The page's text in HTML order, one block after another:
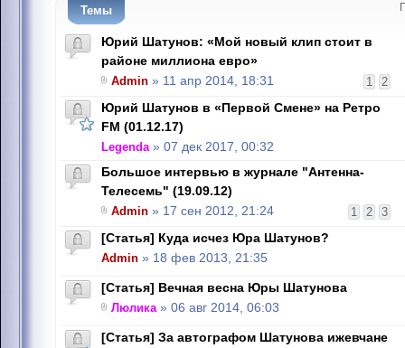
Темы
Юрий Шатунов: «Мой новый клип стоит в
районе миллиона евро»
1 2
Admin » 11 апр 2014, 18:31
Юрий Шатунов в «Первой Смене» на Ретро
FM (01.12.17)
Legenda» 07 дек 2017, 00:32
Большое интервью в журнале "Антенна-
Телесемь" (19.09.12)
1 2 3
Admin » 17 сен 2012, 21:24
[Статья] Куда исчез Юра Шатунов?
Admin » 18 фев 2013, 21:35
[Статья] Вечная весна Юры Шатунова
Люлика» 06 авг 2014, 06:03
[Статья] За автографом Шатунова ижевчане